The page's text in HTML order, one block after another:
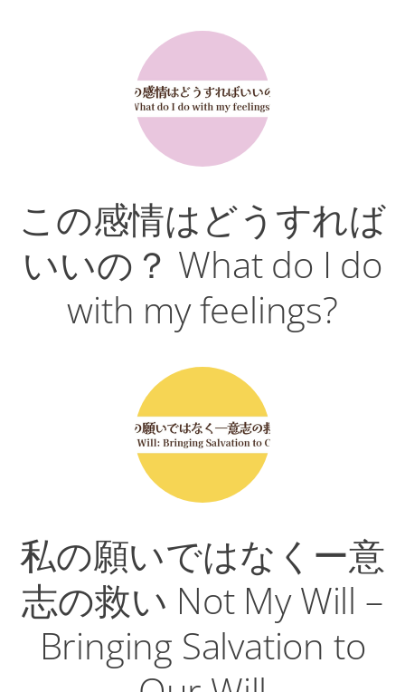
この感情はどうすれば
いいの？ What do I do
with my feelings?
私の願いではなくー意
志の救い Not My Will –
Bringing Salvation to